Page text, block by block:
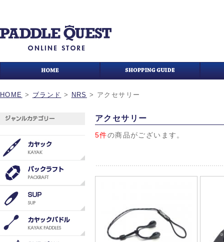
HOME > ブランド > NRS > アクセサリー
アクセサリー
5件の商品がございます。